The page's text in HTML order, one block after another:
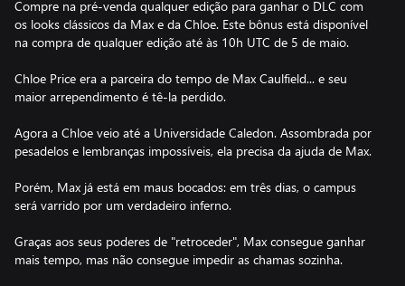
Compre na pré-venda qualquer edição para ganhar o DLC com
os looks clássicos da Max e da Chloe. Este bônus está disponível
na compra de qualquer edição até às 10h UTC de 5 de maio.
Chloe Price era a parceira do tempo de Max Caulfield... e seu
maior arrependimento é tê-la perdido.
Agora a Chloe veio até a Universidade Caledon. Assombrada por
pesadelos e lembranças impossíveis, ela precisa da ajuda de Max.
Porém, Max já está em maus bocados: em três dias, o campus
será varrido por um verdadeiro inferno.
Graças aos seus poderes de "retroceder", Max consegue ganhar
mais tempo, mas não consegue impedir as chamas sozinha.